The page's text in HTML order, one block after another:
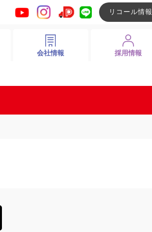
リコール情報
会社情報 採用情報